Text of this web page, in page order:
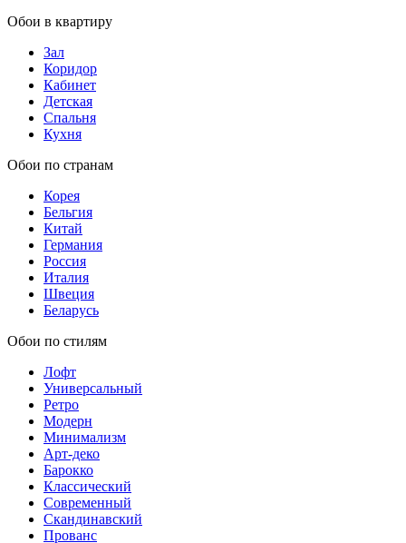
Обои в квартиру
Зал
Коридор
Кабинет
Детская
Спальня
Кухня
Обои по странам
Корея
Бельгия
Китай
Германия
Россия
Италия
Швеция
Беларусь
Обои по стилям
Лофт
Универсальный
Ретро
Модерн
Минимализм
Арт-деко
Барокко
Классический
Современный
Скандинавский
Прованс